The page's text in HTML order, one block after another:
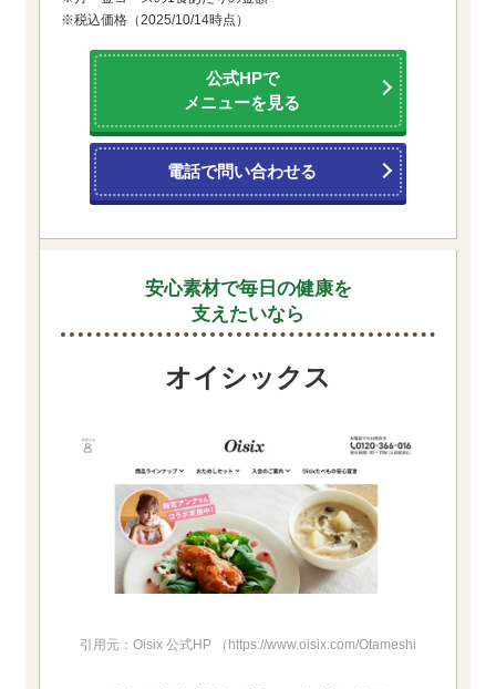
※税込価格（2025/10/14時点）
公式HPで
メニューを見る
電話で問い合わせる
安心素材で毎日の健康を
支えたいなら
オイシックス
引用元：Oisix 公式HP （https://www.oisix.com/